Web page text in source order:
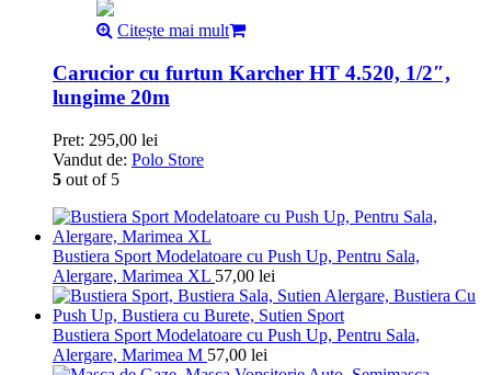
Citește mai mult
Carucior cu furtun Karcher HT 4.520, 1/2″,
lungime 20m
Pret: 295,00 lei
Vandut de: Polo Store
5 out of 5
Bustiera Sport Modelatoare cu Push Up, Pentru Sala,
Alergare, Marimea XL 57,00 lei
Bustiera Sport Modelatoare cu Push Up, Pentru Sala,
Alergare, Marimea M 57,00 lei